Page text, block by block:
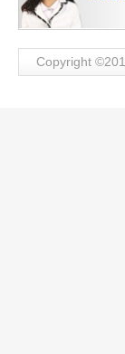
Copyright